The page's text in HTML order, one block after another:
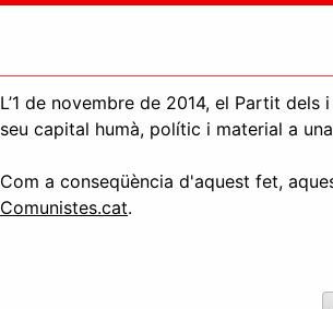
L’1 de novembre de 2014, el Partit
seu capital humà, polític i material a
Com a conseqüència d'aquest fet,
Comunistes.cat.